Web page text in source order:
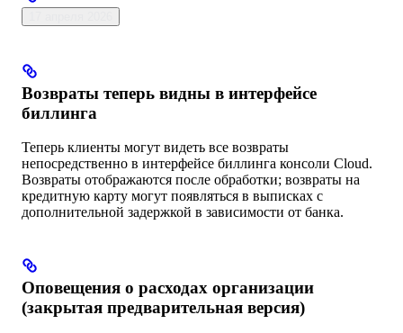
Возвраты теперь видны в интерфейсе
биллинга
Теперь клиенты могут видеть все возвраты
непосредственно в интерфейсе биллинга консоли Cloud.
Возвраты отображаются после обработки; возвраты на
кредитную карту могут появляться в выписках с
дополнительной задержкой в зависимости от банка.
Оповещения о расходах организации
(закрытая предварительная версия)